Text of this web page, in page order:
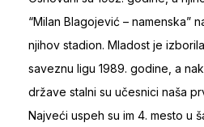
“Milan Blagojević – namenska”
njihov stadion. Mladost je
saveznu ligu 1989. godine, a
države stalni su učesnici naša
Najveći uspeh su im 4. mesto u